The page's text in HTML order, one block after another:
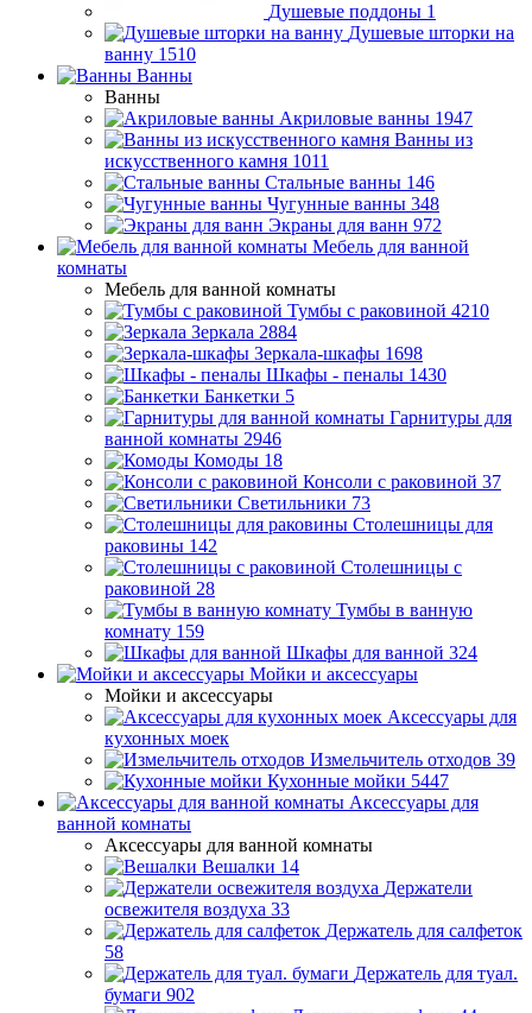
Душевые поддоны 1
Душевые шторки на
ванну 1510
Ванны
Ванны
Акриловые ванны 1947
Ванны из
искусственного камня 1011
Стальные ванны 146
Чугунные ванны 348
Экраны для ванн 972
Мебель для ванной
комнаты
Мебель для ванной комнаты
Тумбы с раковиной 4210
Зеркала 2884
Зеркала-шкафы 1698
Шкафы - пеналы 1430
Банкетки 5
Гарнитуры для
ванной комнаты 2946
Комоды 18
Консоли с раковиной 37
Светильники 73
Столешницы для
раковины 142
Столешницы с
раковиной 28
Тумбы в ванную
комнату 159
Шкафы для ванной 324
Мойки и аксессуары
Мойки и аксессуары
Аксессуары для
кухонных моек
Измельчитель отходов 39
Кухонные мойки 5447
Аксессуары для
ванной комнаты
Аксессуары для ванной комнаты
Вешалки 14
Держатели
освежителя воздуха 33
Держатель для салфеток
58
Держатель для туал.
бумаги 902